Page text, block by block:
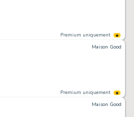
Premium uniquement
Maison Good
Premium uniquement
Maison Good